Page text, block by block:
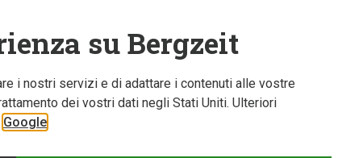
su Bergzeit
i nostri servizi e di adattare i contenuti alle vostre
dei vostri dati negli Stati Uniti. Ulteriori
Google